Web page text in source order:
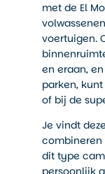
met de El
voertuigen.
en eraan,
parken,
of bij de
Je vindt
combineren
dit type